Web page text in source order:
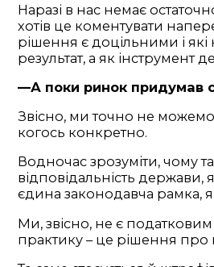
Наразі в нас немає
хотів це коментувати
рішення є доцільними і
результат, а як інструмент
—А поки ринок придумав
Звісно, ми точно не можемо
когось конкретно.
Водночас зрозуміти, чому
відповідальність
єдина законодавча рамка,
Ми, звісно, не є
практику – це рішення про